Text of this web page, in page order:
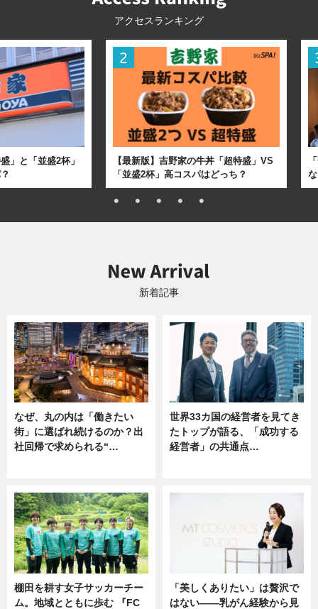
アクセスランキング
」と「並盛2杯」
【最新版】吉野家の牛丼「超特盛」VS
「並盛2杯」高コスパはどっち？
新着記事
なぜ、丸の内は「働きたい
街」に選ばれ続けるのか？出
社回帰で求められる“…
世界33カ国の経営者を見てき
たトップが語る、「成功する
経営者」の共通点…
棚田を耕す女子サッカーチー
ム。地域とともに歩む 『FC
「美しくありたい」は贅沢で
はない――乳がん経験から見